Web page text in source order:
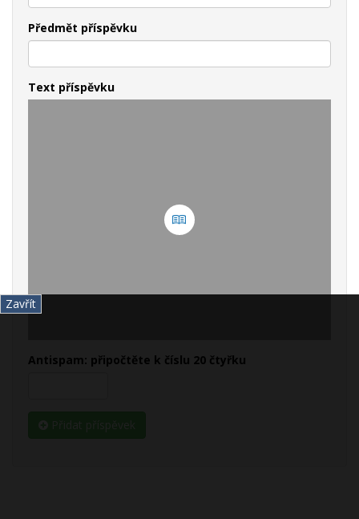
Zavřít
Předmět příspěvku
Text příspěvku
Antispam: připočtěte k číslu 20 čtyřku